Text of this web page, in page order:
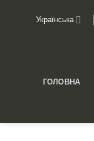
Українська
ГОЛОВНА